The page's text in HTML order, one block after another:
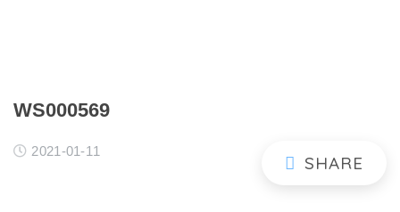
WS000569
2021-01-11